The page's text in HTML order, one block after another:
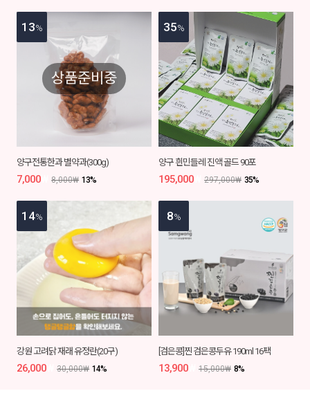
13%
상품준비중
양구전통한과 별약과(300g)
7,000 8,000₩ 13%
35%
양구 흰민들레 진액 골드 90포
195,000 297,000₩ 35%
14%
강원 고려닭 재래 유정란(20구)
26,000 30,000₩ 14%
8%
[검은콩]찐 검은콩두유 190ml 16팩
13,900 15,000₩ 8%